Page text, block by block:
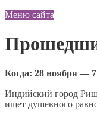
Меню сайта
Когда: 28 ноября — 7
Индийский город
ищет душевного